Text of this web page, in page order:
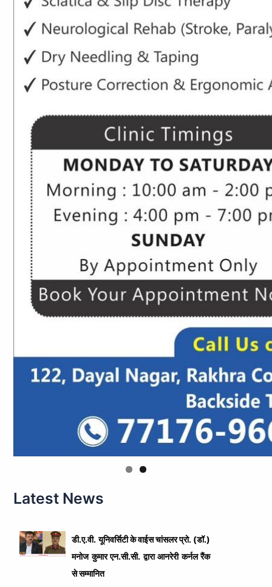
Latest News
डी.ए.वी. यूनिवर्सिटी के वाईस चांसलर प्रो. (डॉ.)
मनोज कुमार एन.सी.सी. द्वारा आनरेरी कर्नल रैंक
से सम्मानित